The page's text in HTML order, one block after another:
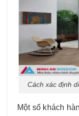
Cách xác định
Một số khách